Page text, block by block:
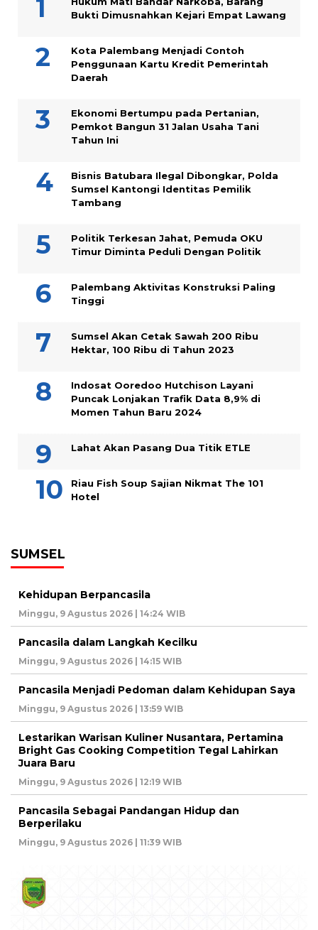
Bukti Dimusnahkan Kejari Empat Lawang
Kota Palembang Menjadi Contoh
Penggunaan Kartu Kredit Pemerintah
Daerah
Ekonomi Bertumpu pada Pertanian,
Pemkot Bangun 31 Jalan Usaha Tani
Tahun Ini
Bisnis Batubara Ilegal Dibongkar, Polda
Sumsel Kantongi Identitas Pemilik
Tambang
Politik Terkesan Jahat, Pemuda OKU
Timur Diminta Peduli Dengan Politik
Palembang Aktivitas Konstruksi Paling
Tinggi
Sumsel Akan Cetak Sawah 200 Ribu
Hektar, 100 Ribu di Tahun 2023
Indosat Ooredoo Hutchison Layani
Puncak Lonjakan Trafik Data 8,9% di
Momen Tahun Baru 2024
Lahat Akan Pasang Dua Titik ETLE
Riau Fish Soup Sajian Nikmat The 101
Hotel
SUMSEL
Kehidupan Berpancasila
Minggu, 9 Agustus 2026 | 14:24 WIB
Pancasila dalam Langkah Kecilku
Minggu, 9 Agustus 2026 | 14:15 WIB
Pancasila Menjadi Pedoman dalam Kehidupan Saya
Minggu, 9 Agustus 2026 | 13:59 WIB
Lestarikan Warisan Kuliner Nusantara, Pertamina
Bright Gas Cooking Competition Tegal Lahirkan
Juara Baru
Minggu, 9 Agustus 2026 | 12:19 WIB
Pancasila Sebagai Pandangan Hidup dan
Berperilaku
Minggu, 9 Agustus 2026 | 11:39 WIB